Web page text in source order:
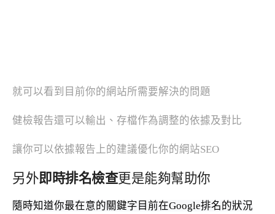
就可以看到目前你的網站所需要解決的問題
健檢報告還可以輸出、存檔作為調整的依據及對比
讓你可以依據報告上的建議優化你的網站SEO
另外即時排名檢查更是能夠幫助你
隨時知道你最在意的關鍵字目前在Google排名的狀況